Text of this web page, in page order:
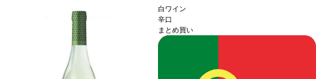
ージが在庫切れの場合、在庫があり価格が同様の場合は自動的に次のヴィンテージ
に変更されます、ご了承ください。
白ワイン
辛口
まとめ買い